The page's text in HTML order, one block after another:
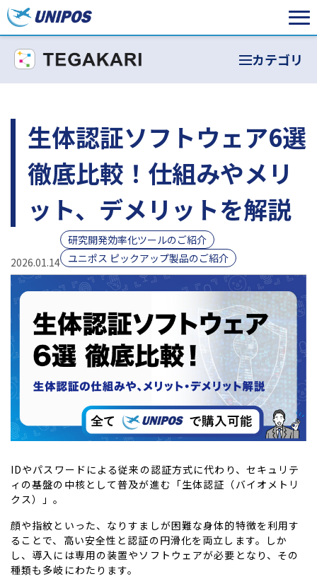
カテゴリ
生体認証ソフトウェア6選
徹底比較！仕組みやメリ
ット、デメリットを解説
2026.01.14
研究開発効率化ツールのご紹介
ユニポス ピックアップ製品のご紹介
IDやパスワードによる従来の認証方式に代わり、セキュリテ
ィの基盤の中核として普及が進む「生体認証（バイオメトリ
クス）」。
顔や指紋といった、なりすましが困難な身体的特徴を利用す
ることで、高い安全性と認証の円滑化を両立します。しか
し、導入には専用の装置やソフトウェアが必要となり、その
種類も多岐にわたります。